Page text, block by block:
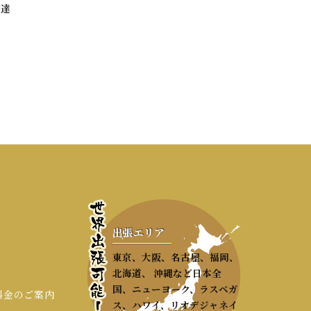
金のご案内
出張エリア
東京、大阪、名古屋、福岡、
北海道、 沖縄など日本全
国、ニューヨーク、ラスベガ
ス、ハワイ、リオデジャネイ